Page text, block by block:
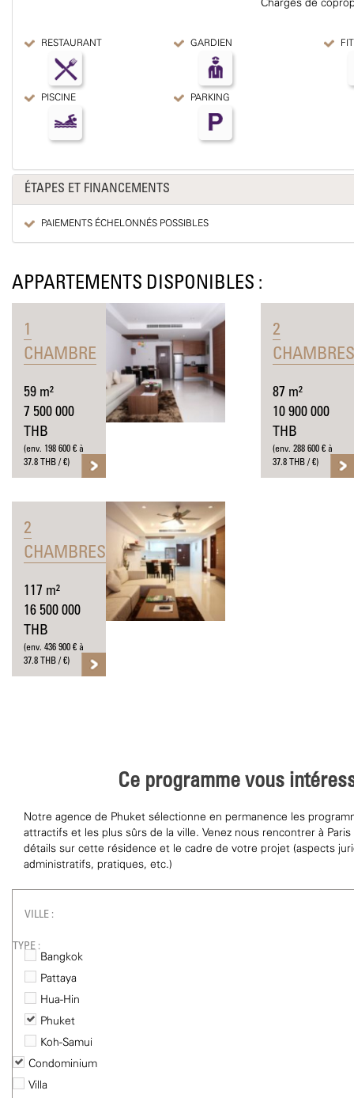
Charges de
RESTAURANT GARDIEN
PISCINE PARKING
ÉTAPES ET FINANCEMENTS
PAIEMENTS ÉCHELONNÉS POSSIBLES
APPARTEMENTS DISPONIBLES :
1
CHAMBRE
59 m²
7 500 000
THB
(env. 198 600 € à
37.8 THB / €)
2
CHAMBRES
87 m²
10 900 000
THB
(env. 288 600 € à
37.8 THB / €)
2
CHAMBRES
117 m²
16 500 000
THB
(env. 436 900 € à
37.8 THB / €)
Ce programme vous
Notre agence de Phuket sélectionne en permanence les
attractifs et les plus sûrs de la ville. Venez nous rencontrer à
détails sur cette résidence et le cadre de votre projet (aspects
administratifs, pratiques, etc.)
VILLE :
TYPE :
Bangkok
Pattaya
Hua-Hin
Phuket
Koh-Samui
Condominium
Villa